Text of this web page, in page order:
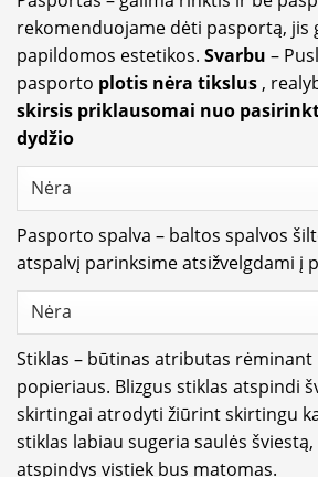
rekomenduojame dėti pasportą, jis
papildomos estetikos. Svarbu –
pasporto plotis nėra tikslus,
skirsis priklausomai nuo
dydžio
Pasporto spalva – baltos spalvos
atspalvį parinksime atsižvelgdami į
Stiklas – būtinas atributas
popieriaus. Blizgus stiklas atspindi
skirtingai atrodyti žiūrint skirtingu
stiklas labiau sugeria saulės
atspindys vistiek bus matomas.